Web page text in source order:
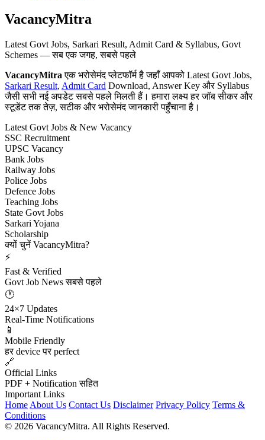
VacancyMitra
Latest Govt Jobs, Sarkari Result, Admit Card & Syllabus, Govt
Schemes — सब एक जगह, सबसे पहले
VacancyMitra एक भरोसेमंद प्लेटफॉर्म है जहाँ आपको Latest Govt Jobs,
Sarkari Result, Admit Card Download, Answer Key और Syllabus
जैसी सभी नई अपडेट सबसे पहले मिलती हैं। हमारा लक्ष्य हर जॉब सीकर और
स्टूडेंट तक तेज़, सटीक और भरोसेमंद जानकारी पहुँचाना है।
Latest Govt Jobs & New Vacancy
SSC Recruitment
UPSC Vacancy
Bank Jobs
Railway Jobs
Police Jobs
Defence Jobs
Teaching Jobs
State Govt Jobs
Sarkari Yojana
Scholarship
क्यों चुनें VacancyMitra?
⚡
Fast & Verified
Govt Job News सबसे पहले
🕐
24×7 Updates
Real-Time Notifications
📱
Mobile Friendly
हर device पर perfect
🔗
Official Links
PDF + Notification सहित
Important Links
Home About Us Contact Us Disclaimer Privacy Policy Terms &
Conditions
© 2026 VacancyMitra. All Rights Reserved.